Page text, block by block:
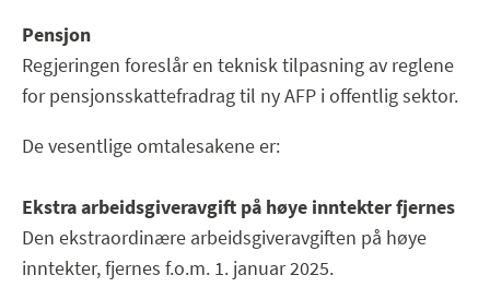
Pensjon
Regjeringen foreslår en teknisk tilpasning av reglene
for pensjonsskattefradrag til ny AFP i offentlig sektor.
De vesentlige omtalesakene er:
Ekstra arbeidsgiveravgift på høye inntekter fjernes
Den ekstraordinære arbeidsgiveravgiften på høye
inntekter, fjernes f.o.m. 1. januar 2025.